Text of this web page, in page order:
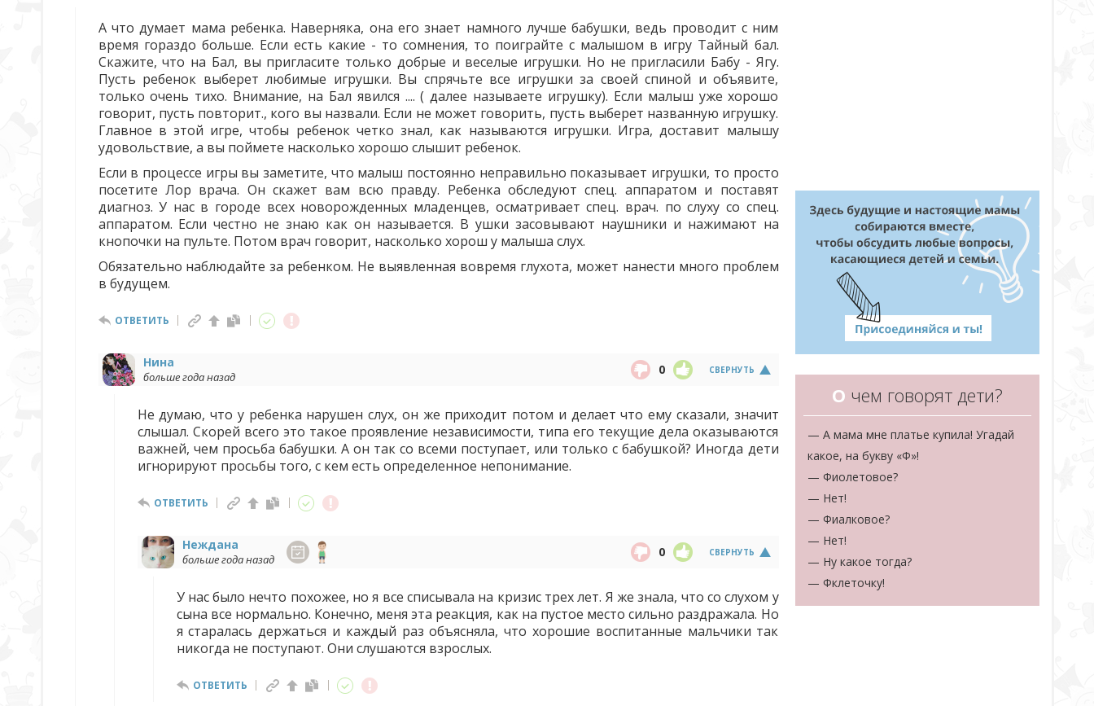
А что думает мама ребенка. Наверняка, она его знает намного лучше бабушки, ведь проводит с ним
время гораздо больше. Если есть какие - то сомнения, то поиграйте с малышом в игру Тайный бал.
Скажите, что на Бал, вы пригласите только добрые и веселые игрушки. Но не пригласили Бабу - Ягу.
Пусть ребенок выберет любимые игрушки. Вы спрячьте все игрушки за своей спиной и объявите,
только очень тихо. Внимание, на Бал явился .... ( далее называете игрушку). Если малыш уже хорошо
говорит, пусть повторит., кого вы назвали. Если не может говорить, пусть выберет названную игрушку.
Главное в этой игре, чтобы ребенок четко знал, как называются игрушки. Игра, доставит малышу
удовольствие, а вы поймете насколько хорошо слышит ребенок.
Если в процессе игры вы заметите, что малыш постоянно неправильно показывает игрушки, то просто
посетите Лор врача. Он скажет вам всю правду. Ребенка обследуют спец. аппаратом и поставят
диагноз. У нас в городе всех новорожденных младенцев, осматривает спец. врач. по слуху со спец.
аппаратом. Если честно не знаю как он называется. В ушки засовывают наушники и нажимают на
кнопочки на пульте. Потом врач говорит, насколько хорош у малыша слух.
Обязательно наблюдайте за ребенком. Не выявленная вовремя глухота, может нанести много проблем
в будущем.
ОТВЕТИТЬ
Нина
больше года назад СВЕРНУТЬ
0
Не думаю, что у ребенка нарушен слух, он же приходит потом и делает что ему сказали, значит
слышал. Скорей всего это такое проявление независимости, типа его текущие дела оказываются
важней, чем просьба бабушки. А он так со всеми поступает, или только с бабушкой? Иногда дети
игнорируют просьбы того, с кем есть определенное непонимание.
ОТВЕТИТЬ
Неждана
больше года назад СВЕРНУТЬ
0
У нас было нечто похожее, но я все списывала на кризис трех лет. Я же знала, что со слухом у
сына все нормально. Конечно, меня эта реакция, как на пустое место сильно раздражала. Но
я старалась держаться и каждый раз объясняла, что хорошие воспитанные мальчики так
никогда не поступают. Они слушаются взрослых.
ОТВЕТИТЬ
О чем говорят дети?
— А мама мне платье купила! Угадай
какое, на букву «Ф»!
— Фиолетовое?
— Нет!
— Фиалковое?
— Нет!
— Ну какое тогда?
— Фклеточку!